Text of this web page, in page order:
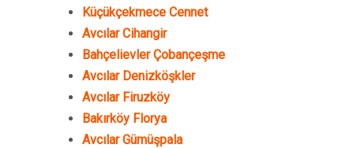
Küçükçekmece Cennet
Avcılar Cihangir
Bahçelievler Çobançeşme
Avcılar Denizköşkler
Avcılar Firuzköy
Bakırköy Florya
Avcılar Gümüşpala